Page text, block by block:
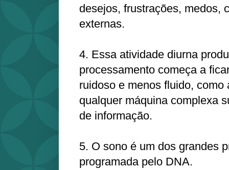
desejos, frustrações, medos,
externas.
4. Essa atividade diurna
processamento começa a
ruidoso e menos fluido, como
qualquer máquina complexa
de informação.
5. O sono é um dos grandes
programada pelo DNA.